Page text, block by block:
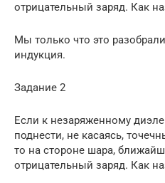
отрицательный заряд. Как
Мы только что это
индукция.
Задание 2
Если к незаряженному
поднести, не касаясь,
то на стороне шара,
отрицательный заряд. Как